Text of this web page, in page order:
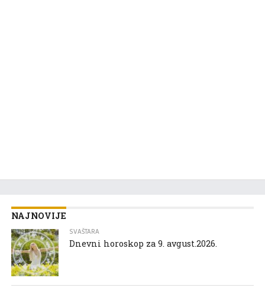
NAJNOVIJE
SVAŠTARA
Dnevni horoskop za 9. avgust.2026.